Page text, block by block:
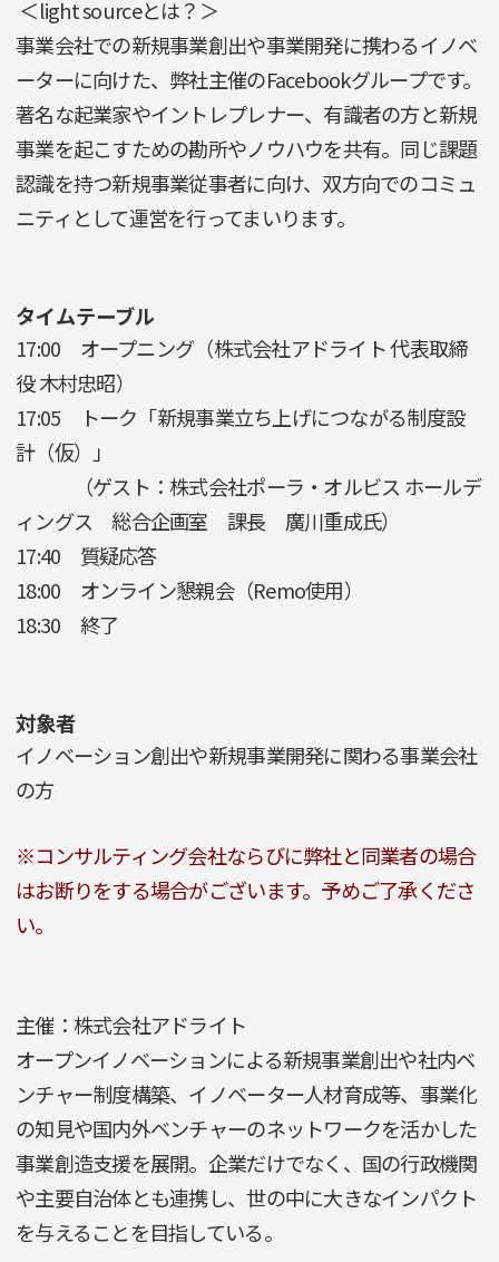
＜light sourceとは？＞
事業会社での新規事業創出や事業開発に携わるイノベ
ーターに向けた、弊社主催のFacebookグループです。
著名な起業家やイントレプレナー、有識者の方と新規
事業を起こすための勘所やノウハウを共有。同じ課題
認識を持つ新規事業従事者に向け、双方向でのコミュ
ニティとして運営を行ってまいります。
タイムテーブル
17:00 オープニング（株式会社アドライト 代表取締
役 木村忠昭）
17:05 トーク「新規事業立ち上げにつながる制度設
計（仮）」
（ゲスト：株式会社ポーラ・オルビス ホールデ
ィングス 総合企画室 課長 廣川重成氏）
17:40 質疑応答
18:00 オンライン懇親会（Remo使用）
18:30 終了
対象者
イノベーション創出や新規事業開発に関わる事業会社
の方
※コンサルティング会社ならびに弊社と同業者の場合
はお断りをする場合がございます。予めご了承くださ
い。
主催：株式会社アドライト
オープンイノベーションによる新規事業創出や社内ベ
ンチャー制度構築、イノベーター人材育成等、事業化
の知見や国内外ベンチャーのネットワークを活かした
事業創造支援を展開。企業だけでなく、国の行政機関
や主要自治体とも連携し、世の中に大きなインパクト
を与えることを目指している。